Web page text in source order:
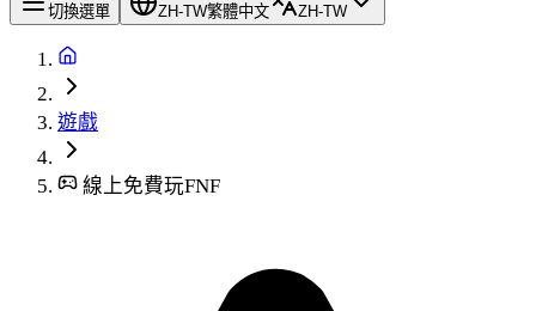
切換選單 ZH-TW繁體中文 ZH-TW
遊戲
線上免費玩FNF